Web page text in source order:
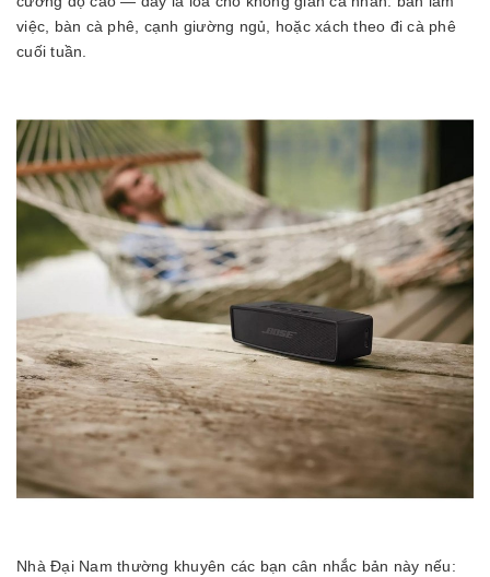
việc, bàn cà phê, cạnh giường ngủ, hoặc xách theo đi cà phê
cuối tuần.
Nhà Đại Nam thường khuyên các bạn cân nhắc bản này nếu: